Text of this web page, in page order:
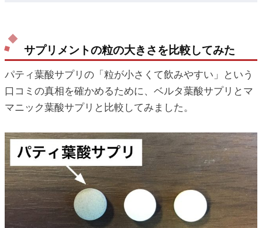
サプリメントの粒の大きさを比較してみた
パティ葉酸サプリの「粒が小さくて飲みやすい」という
口コミの真相を確かめるために、ベルタ葉酸サプリとマ
マニック葉酸サプリと比較してみました。